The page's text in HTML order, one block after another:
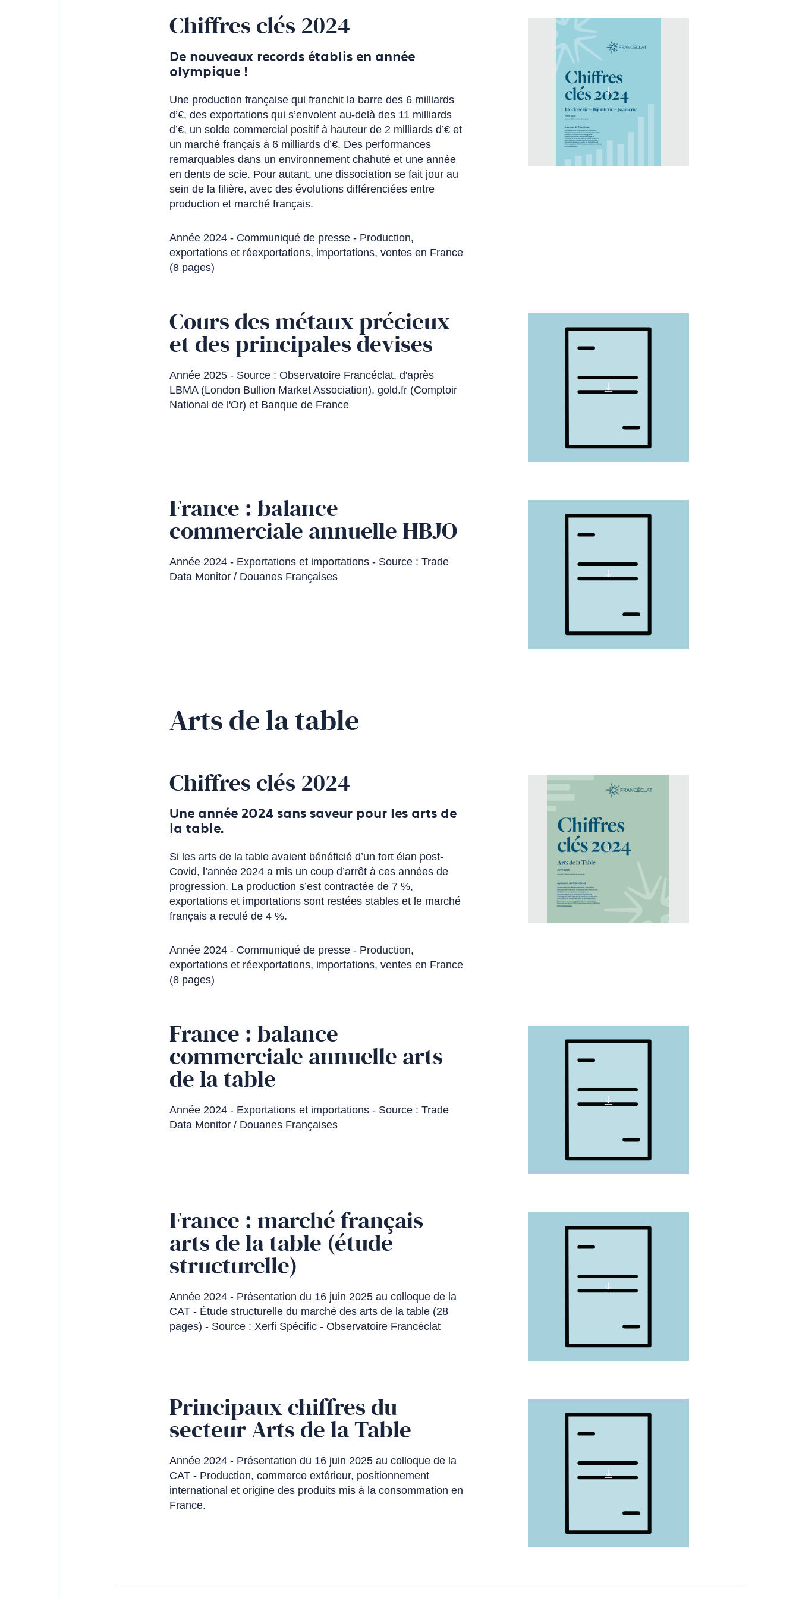
Chiffres clés 2024
De nouveaux records établis en année
olympique !
Une production française qui franchit la barre des 6 milliards
d’€, des exportations qui s’envolent au-delà des 11 milliards
d’€, un solde commercial positif à hauteur de 2 milliards d’€ et
un marché français à 6 milliards d’€. Des performances
remarquables dans un environnement chahuté et une année
en dents de scie. Pour autant, une dissociation se fait jour au
sein de la filière, avec des évolutions différenciées entre
production et marché français.
Année 2024 - Communiqué de presse - Production,
exportations et réexportations, importations, ventes en France
(8 pages)
Cours des métaux précieux
et des principales devises
Année 2025 - Source : Observatoire Francéclat, d'après
LBMA (London Bullion Market Association), gold.fr (Comptoir
National de l'Or) et Banque de France
France : balance
commerciale annuelle HBJO
Année 2024 - Exportations et importations - Source : Trade
Data Monitor / Douanes Françaises
Arts de la table
Chiffres clés 2024
Une année 2024 sans saveur pour les arts de
la table.
Si les arts de la table avaient bénéficié d’un fort élan post-
Covid, l’année 2024 a mis un coup d’arrêt à ces années de
progression. La production s’est contractée de 7 %,
exportations et importations sont restées stables et le marché
français a reculé de 4 %.
Année 2024 - Communiqué de presse - Production,
exportations et réexportations, importations, ventes en France
(8 pages)
France : balance
commerciale annuelle arts
de la table
Année 2024 - Exportations et importations - Source : Trade
Data Monitor / Douanes Françaises
France : marché français
arts de la table (étude
structurelle)
Année 2024 - Présentation du 16 juin 2025 au colloque de la
CAT - Étude structurelle du marché des arts de la table (28
pages) - Source : Xerfi Spécific - Observatoire Francéclat
Principaux chiffres du
secteur Arts de la Table
Année 2024 - Présentation du 16 juin 2025 au colloque de la
CAT - Production, commerce extérieur, positionnement
international et origine des produits mis à la consommation en
France.